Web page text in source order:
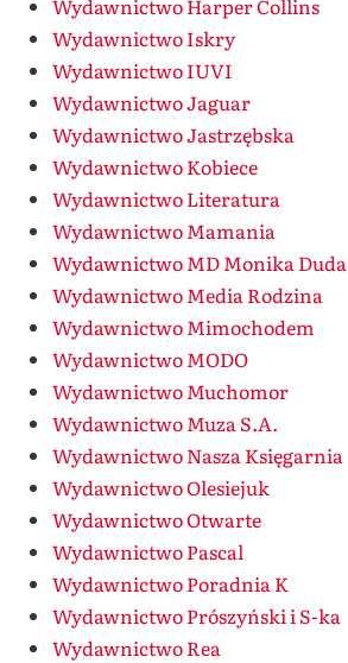
Wydawnictwo Harper Collins
Wydawnictwo Iskry
Wydawnictwo IUVI
Wydawnictwo Jaguar
Wydawnictwo Jastrzębska
Wydawnictwo Kobiece
Wydawnictwo Literatura
Wydawnictwo Mamania
Wydawnictwo MD Monika Duda
Wydawnictwo Media Rodzina
Wydawnictwo Mimochodem
Wydawnictwo MODO
Wydawnictwo Muchomor
Wydawnictwo Muza S.A.
Wydawnictwo Nasza Księgarnia
Wydawnictwo Olesiejuk
Wydawnictwo Otwarte
Wydawnictwo Pascal
Wydawnictwo Poradnia K
Wydawnictwo Prószyński i S-ka
Wydawnictwo Rea